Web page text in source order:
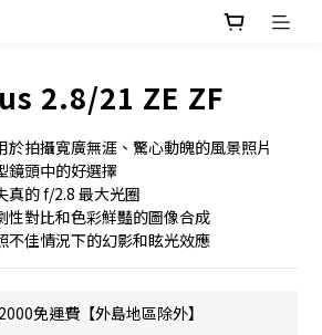
2.8/21 ZE ZF
拍攝寬廣無涯、驚心動魄的風景照片
鏡頭中的好選擇
的 f/2.8 最大光圈
對比和色彩鮮豔的圖像合成
佳情況下的幻影和眩光效應
免運費【外島地區除外】